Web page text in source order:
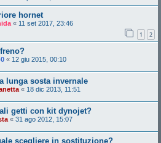
hornet
« 11 set 2017, 23:46
1 2
« 12 giu 2015, 00:10
lunga sosta invernale
« 18 dic 2013, 11:51
getti con kit dynojet?
« 31 ago 2012, 15:07
scegliere in sostituzione?